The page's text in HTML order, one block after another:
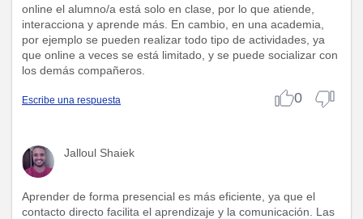
online el alumno/a está solo en clase, por lo que atiende,
interacciona y aprende más. En cambio, en una academia,
por ejemplo se pueden realizar todo tipo de actividades, ya
que online a veces se está limitado, y se puede socializar con
los demás compañeros.
Escribe una respuesta 0
Jalloul Shaiek
Aprender de forma presencial es más eficiente, ya que el
contacto directo facilita el aprendizaje y la comunicación. Las